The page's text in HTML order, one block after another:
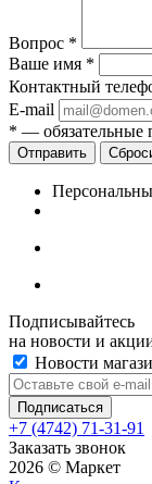
Вопрос *
Ваше имя *
Контактный
E-mail
* — обязательные
Подписывайтесь
на новости и
Новости
+7 (4742) 71-31-91
Заказать звонок
2026 © Маркет